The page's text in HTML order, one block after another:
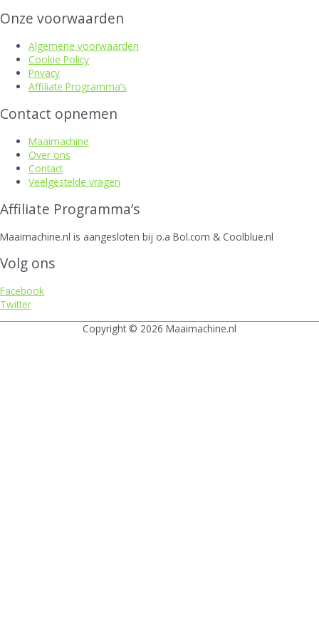
Onze voorwaarden
Algemene voorwaarden
Cookie Policy
Privacy
Affiliate Programma’s
Contact opnemen
Maaimachine
Over ons
Contact
Veelgestelde vragen
Affiliate Programma’s
Maaimachine.nl is aangesloten bij o.a Bol.com & Coolblue.nl
Volg ons
Facebook
Twitter
Copyright © 2026 Maaimachine.nl